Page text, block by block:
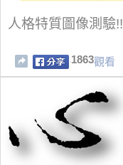
人格特質圖像測驗!!
1863觀看